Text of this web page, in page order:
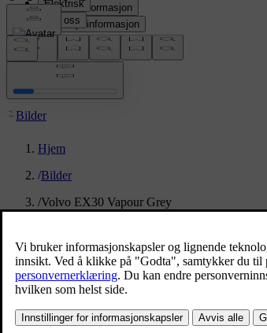
Produktinformasjon
Selskapsinformasjon
Mediekontakter
location:
Bilder
Hjem
/Bilder
/Volvo EX30 Vapour Grey